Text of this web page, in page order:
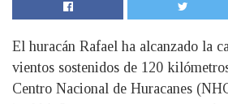
El huracán Rafael ha alcanzado la
vientos sostenidos de 120
Centro Nacional de Huracanes